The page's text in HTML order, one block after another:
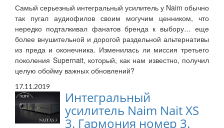
Самый серьезный интегральный усилитель у Naim обычно
так пугал аудиофилов своим могучим ценником, что
нередко подталкивал фанатов бренда к выбору… еще
более внушительной и дорогой раздельной альтернативы
из преда и оконечника. Изменилась ли миссия третьего
поколения Supernait, который, как нам известно, получил
целую обойму важных обновлений?
17.11.2019
Интегральный
усилитель Naim Nait XS
3. Гармония номер 3.